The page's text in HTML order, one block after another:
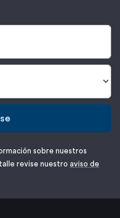
sobre nuestros
revise nuestro aviso de